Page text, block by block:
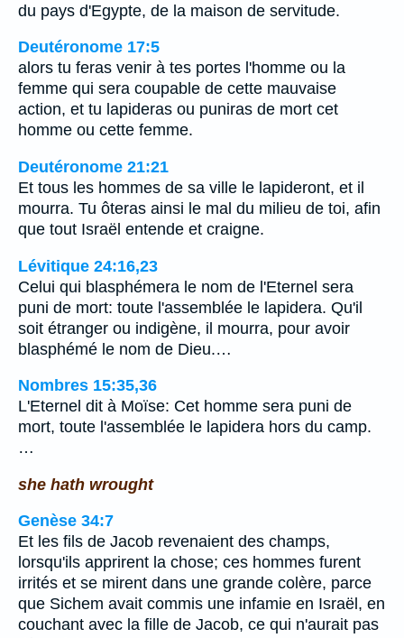
du pays d'Egypte, de la maison de servitude.
Deutéronome 17:5
alors tu feras venir à tes portes l'homme ou la
femme qui sera coupable de cette mauvaise
action, et tu lapideras ou puniras de mort cet
homme ou cette femme.
Deutéronome 21:21
Et tous les hommes de sa ville le lapideront, et il
mourra. Tu ôteras ainsi le mal du milieu de toi, afin
que tout Israël entende et craigne.
Lévitique 24:16,23
Celui qui blasphémera le nom de l'Eternel sera
puni de mort: toute l'assemblée le lapidera. Qu'il
soit étranger ou indigène, il mourra, pour avoir
blasphémé le nom de Dieu.…
Nombres 15:35,36
L'Eternel dit à Moïse: Cet homme sera puni de
mort, toute l'assemblée le lapidera hors du camp.
…
she hath wrought
Genèse 34:7
Et les fils de Jacob revenaient des champs,
lorsqu'ils apprirent la chose; ces hommes furent
irrités et se mirent dans une grande colère, parce
que Sichem avait commis une infamie en Israël, en
couchant avec la fille de Jacob, ce qui n'aurait pas